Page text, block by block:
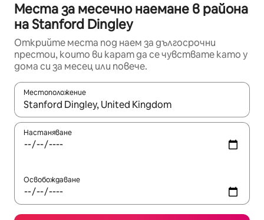
Места за месечно наемане в района
на Stanford Dingley
Открийте места под наем за дългосрочни
престои, които ви карат да се чувствате като у
дома си за месец или повече.
Местоположение
Когато резултатите се покажат, използвайте
Настаняване
Освобождаване